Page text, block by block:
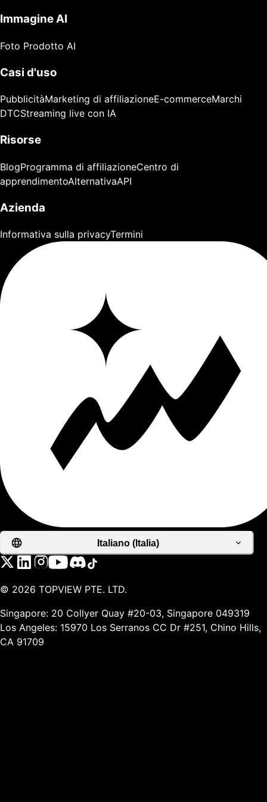
Immagine AI
Foto Prodotto AI
Casi d'uso
PubblicitàMarketing di affiliazioneE-commerceMarchi
DTCStreaming live con IA
Risorse
BlogProgramma di affiliazioneCentro di
apprendimentoAlternativaAPI
Azienda
Informativa sulla privacyTermini
Italiano (Italia)
© 2026 TOPVIEW PTE. LTD.
Singapore: 20 Collyer Quay #20-03, Singapore 049319
Los Angeles: 15970 Los Serranos CC Dr #251, Chino Hills,
CA 91709